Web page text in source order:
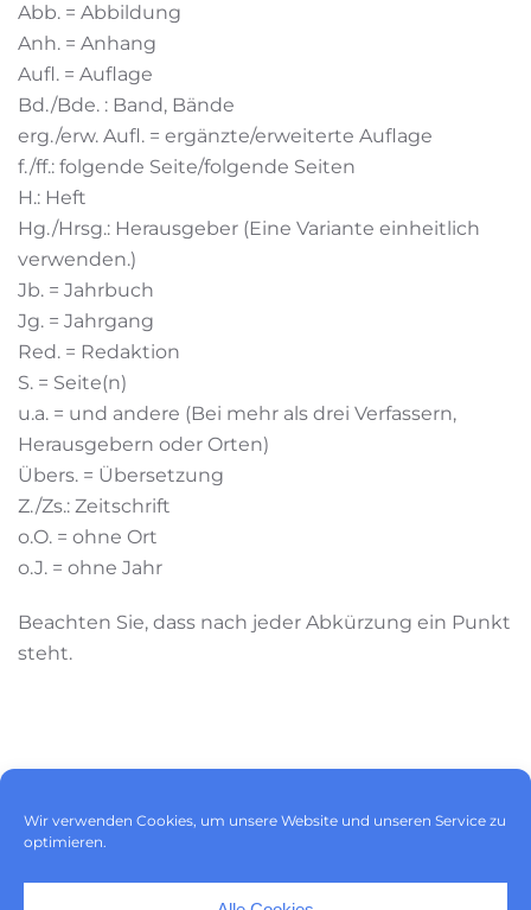
Wir verwenden Cookies, um unsere Website und unseren Service zu
optimieren.
Abb. = Abbildung
Anh. = Anhang
Aufl. = Auflage
Bd./Bde. : Band, Bände
erg./erw. Aufl. = ergänzte/erweiterte Auflage
f./ff.: folgende Seite/folgende Seiten
H.: Heft
Hg./Hrsg.: Herausgeber (Eine Variante einheitlich
verwenden.)
Jb. = Jahrbuch
Jg. = Jahrgang
Red. = Redaktion
S. = Seite(n)
u.a. = und andere (Bei mehr als drei Verfassern,
Herausgebern oder Orten)
Übers. = Übersetzung
Z./Zs.: Zeitschrift
o.O. = ohne Ort
o.J. = ohne Jahr
Beachten Sie, dass nach jeder Abkürzung ein Punkt
steht.
Cookie-Richtlinie (EU)